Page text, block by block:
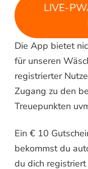
LIVE-
Die App bietet
für unseren
registrierter
Zugang zu den
Treuepunkten
Ein € 10
bekommst du
du dich